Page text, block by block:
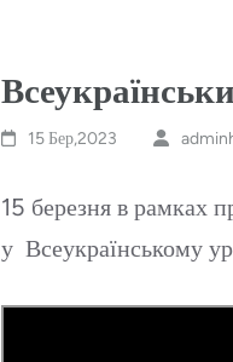
15 Бер,2023
15 березня в рамках
у Всеукраїнському